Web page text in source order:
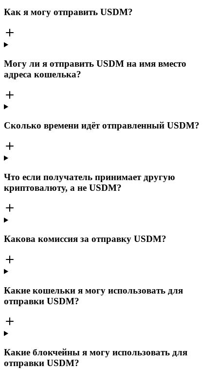
Как я могу отправить USDM?
Могу ли я отправить USDM на имя вместо
адреса кошелька?
Сколько времени идёт отправленный USDM?
Что если получатель принимает другую
криптовалюту, а не USDM?
Какова комиссия за отправку USDM?
Какие кошельки я могу использовать для
отправки USDM?
Какие блокчейны я могу использовать для
отправки USDM?